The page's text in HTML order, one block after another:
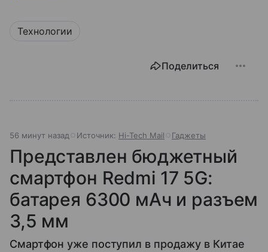
Технологии
Поделиться
56 минут назад Источник: Hi-Tech Mail Гаджеты
Представлен бюджетный
смартфон Redmi 17 5G:
батарея 6300 мАч и разъем
3,5 мм
Смартфон уже поступил в продажу в Китае